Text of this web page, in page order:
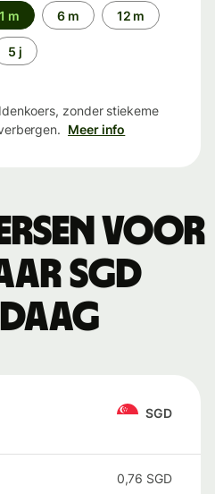
1 m 6 m 12 m
5 j
zonder stiekeme
Meer info
voor
SGD
SGD
0,76 SGD